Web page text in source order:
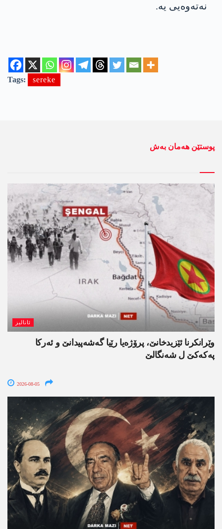
نەتەوەیی یە.
Tags: sereke
پوستێن ھەمان بەش
ئانالیز
وێرانکرنا ئێزیدخانێ، پرۆژەیا رێیا گەشەپیدانێ و ئەرکا
پەکەکێ ل شەنگالێ
2026-08-05